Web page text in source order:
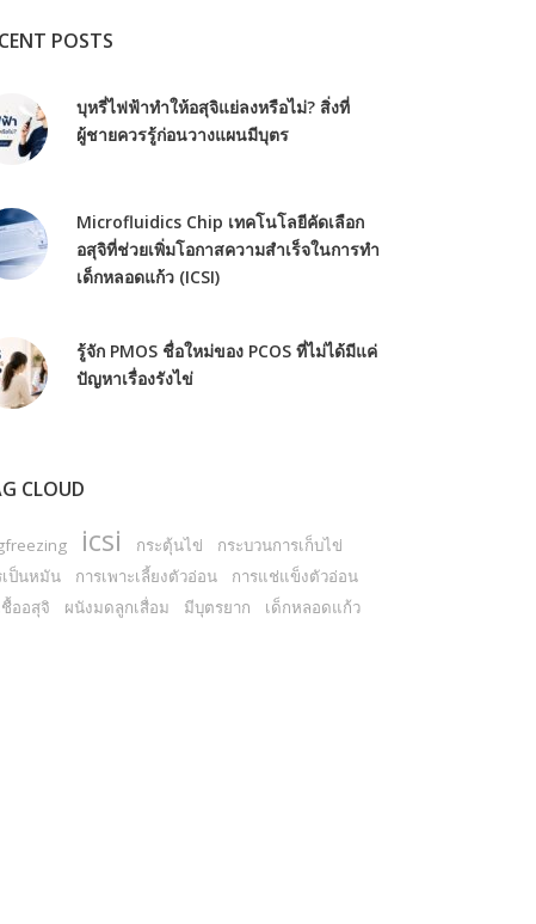
POSTS
บุหรี่ไฟฟ้าทำให้อสุจิแย่ลงหรือไม่? สิ่งที่
ผู้ชายควรรู้ก่อนวางแผนมีบุตร
Microfluidics Chip เทคโนโลยีคัดเลือก
อสุจิที่ช่วยเพิ่มโอกาสความสำเร็จในการทำ
เด็กหลอดแก้ว (ICSI)
รู้จัก PMOS ชื่อใหม่ของ PCOS ที่ไม่ได้มีแค่
ปัญหาเรื่องรังไข่
CLOUD
icsi กระตุ้นไข่
กระบวนการเก็บไข่
เป็นหมัน
การเพาะเลี้ยงตัวอ่อน
การแช่แข็งตัวอ่อน
ชื้ออสุจิ
ผนังมดลูกเสื่อม มีบุตรยาก เด็กหลอดแก้ว